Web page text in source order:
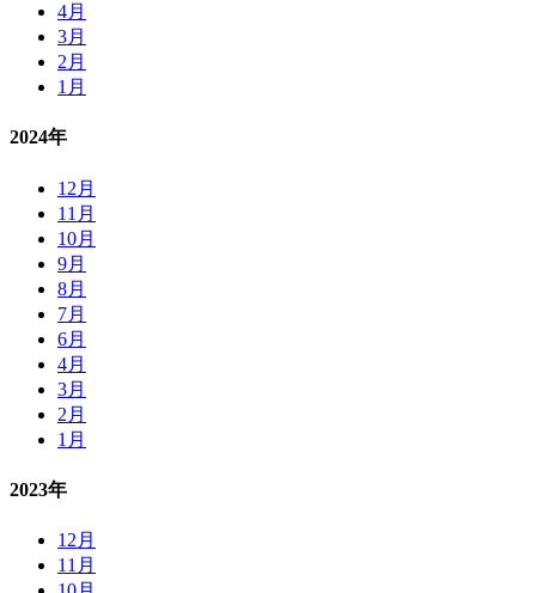
4月
3月
2月
1月
2024年
12月
11月
10月
9月
8月
7月
6月
4月
3月
2月
1月
2023年
12月
11月